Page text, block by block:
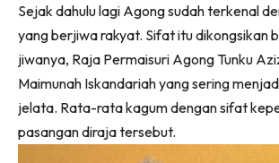
Sejak dahulu lagi Agong sudah terkenal
yang berjiwa rakyat. Sifat itu dikongsikan
jiwanya, Raja Permaisuri Agong Tunku
Maimunah Iskandariah yang sering
jelata. Rata-rata kagum dengan sifat
pasangan diraja tersebut.